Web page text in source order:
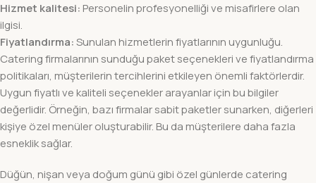
Hizmet kalitesi: Personelin profesyonelliği ve misafirlere olan
ilgisi.
Fiyatlandırma:Sunulan hizmetlerin fiyatlarının uygunluğu.
Catering firmalarının sunduğu paket seçenekleri ve fiyatlandırma
politikaları, müşterilerin tercihlerini etkileyen önemli faktörlerdir.
Uygun fiyatlı ve kaliteli seçenekler arayanlar için bu bilgiler
değerlidir. Örneğin, bazı firmalar sabit paketler sunarken, diğerleri
kişiye özel menüler oluşturabilir. Bu da müşterilere daha fazla
esneklik sağlar.
Düğün, nişan veya doğum günü gibi özel günlerde catering